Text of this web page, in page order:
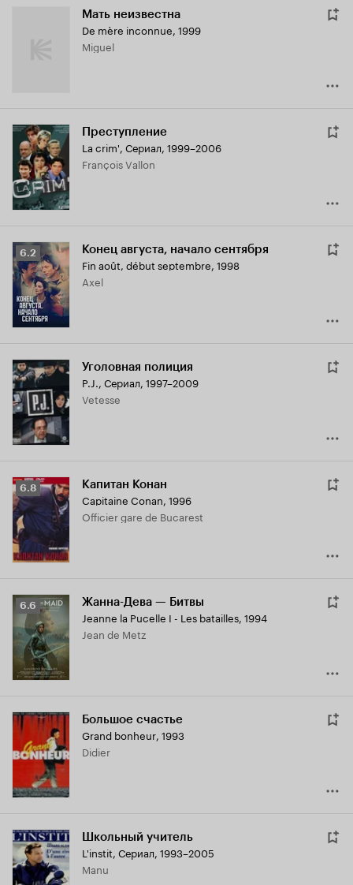
Мать неизвестна
De mère inconnue, 1999
Miguel
Преступление
La crim', Сериал, 1999–2006
François Vallon
Рейтинг
Кинопоиска
6.2
6.2 Конец августа, начало сентября
Fin août, début septembre, 1998
Axel
Уголовная полиция
P.J., Сериал, 1997–2009
Vetesse
Рейтинг
Кинопоиска
6.8
6.8 Капитан Конан
Capitaine Conan, 1996
Officier gare de Bucarest
Рейтинг
Кинопоиска
6.6
6.6 Жанна-Дева — Битвы
Jeanne la Pucelle I - Les batailles, 1994
Jean de Metz
Большое счастье
Grand bonheur, 1993
Didier
Школьный учитель
L'instit, Сериал, 1993–2005
Manu